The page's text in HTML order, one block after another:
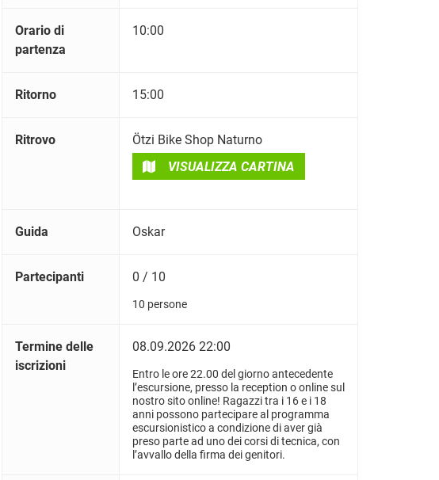
Orario di
partenza
10:00
Ritorno 15:00
Ritrovo
Ötzi Bike Shop Naturno
VISUALIZZA CARTINA
Guida Oskar
Partecipanti 0 / 10
10 persone
Termine delle
iscrizioni
08.09.2026 22:00
Entro le ore 22.00 del giorno antecedente
l’escursione, presso la reception o online sul
nostro sito online! Ragazzi tra i 16 e i 18
anni possono partecipare al programma
escursionistico a condizione di aver già
preso parte ad uno dei corsi di tecnica, con
l’avvallo della firma dei genitori.